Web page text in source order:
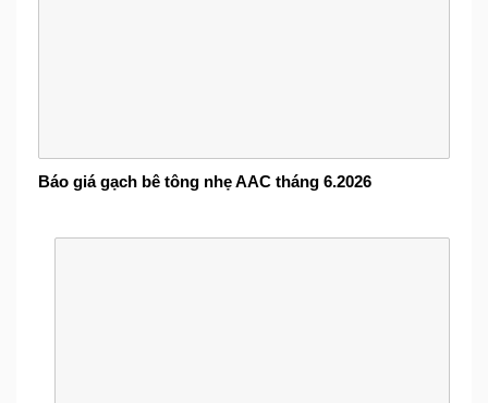
Báo giá gạch bê tông nhẹ AAC tháng 6.2026